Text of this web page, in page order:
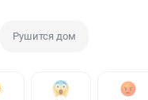
Рушится дом